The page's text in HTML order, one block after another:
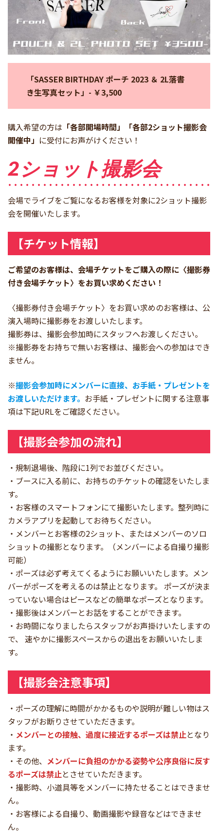
「SASSER BIRTHDAY ポーチ 2023 ＆ 2L落書
き生写真セット」- ￥3,500
購入希望の方は 「各部開場時間」「各部2ショット撮影会
開催中」 に受付にお声がけください！
2ショット撮影会
会場でライブをご覧になるお客様を対象に2ショット撮影
会を開催いたします。
【チケット情報】
ご希望のお客様は、会場チケットをご購入の際に〈撮影券
付き会場チケット〉をお買い求めください！
〈撮影券付き会場チケット〉をお買い求めのお客様は、公
演入場時に撮影券をお渡しいたします。
撮影券は、撮影会参加時にスタッフへお渡しください。
※撮影券をお持ちで無いお客様は、撮影会への参加はでき
ません。
※撮影会参加時にメンバーに直接、お手紙・プレゼントを
お渡しいただけます。 お手紙・プレゼントに関する注意事
項は下記URLをご確認ください。
【撮影会参加の流れ】
・規制退場後、階段に1列でお並びください。
・ブースに入る前に、お持ちのチケットの確認をいたしま
す。
・お客様のスマートフォンにて撮影いたします。整列時に
カメラアプリを起動してお待ちください。
・メンバーとお客様の2ショット、またはメンバーのソロ
ショットの撮影となります。（メンバーによる自撮り撮影
可能）
・ポーズは必ず考えてくるようにお願いいたします。メン
バーがポーズを考えるのは禁止となります。 ポーズが決ま
っていない場合はピースなどの簡単なポーズとなります。
・撮影後はメンバーとお話をすることができます。
・お時間になりましたらスタッフがお声掛けいたしますの
で、 速やかに撮影スペースからの退出をお願いいたしま
す。
【撮影会注意事項】
・ポーズの理解に時間がかかるものや説明が難しい物はス
タッフがお断りさせていただきます。
・ メンバーとの接触、過度に接近するポーズは禁止となり
ます。
・その他、 メンバーに負担のかかる姿勢や公序良俗に反す
るポーズは禁止とさせていただきます。
・撮影時、小道具等をメンバーに持たせることはできませ
ん。
・お客様による自撮り、動画撮影や録音などはできませ
ん。